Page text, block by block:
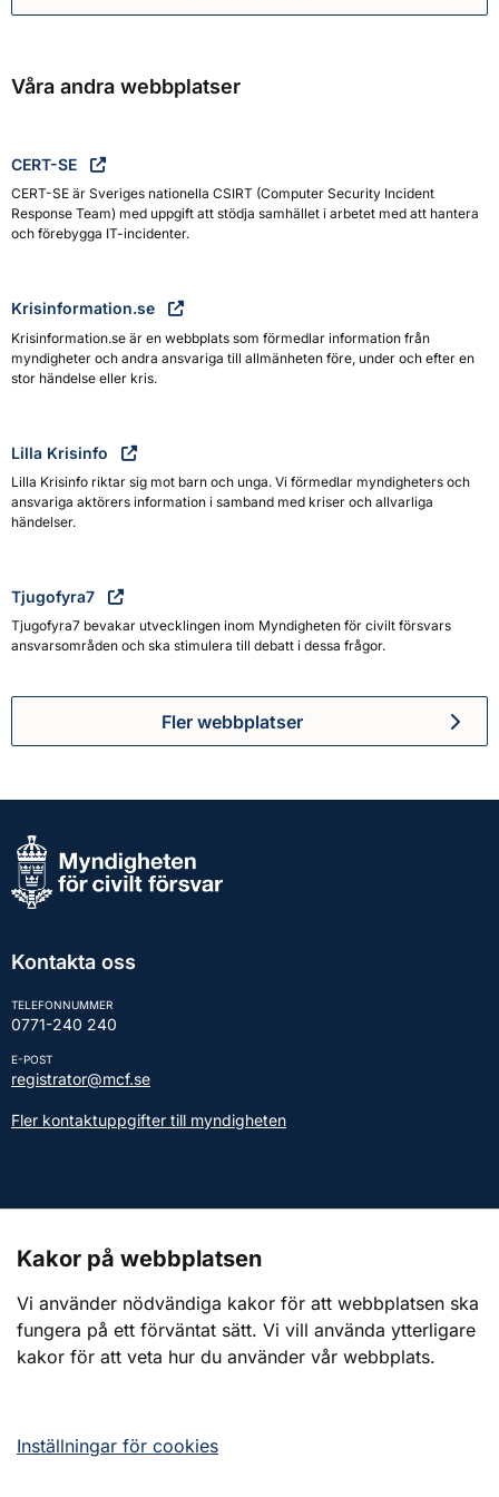
Våra andra webbplatser
CERT-SE
CERT-SE är Sveriges nationella CSIRT (Computer Security Incident
Response Team) med uppgift att stödja samhället i arbetet med att hantera
och förebygga IT-incidenter.
Krisinformation.se
Krisinformation.se är en webbplats som förmedlar information från
myndigheter och andra ansvariga till allmänheten före, under och efter en
stor händelse eller kris.
Lilla Krisinfo
Lilla Krisinfo riktar sig mot barn och unga. Vi förmedlar myndigheters och
ansvariga aktörers information i samband med kriser och allvarliga
händelser.
Tjugofyra7
Tjugofyra7 bevakar utvecklingen inom Myndigheten för civilt försvars
ansvarsområden och ska stimulera till debatt i dessa frågor.
Fler webbplatser
Kontakta oss
TELEFONNUMMER
0771-240 240
E-POST
registrator@mcf.se
Fler kontaktuppgifter till myndigheten
Webbplatsen
Om webbplatsen
Kakor på webbplatsen
Vi använder nödvändiga kakor för att webbplatsen ska
fungera på ett förväntat sätt. Vi vill använda ytterligare
kakor för att veta hur du använder vår webbplats.
Inställningar för cookies